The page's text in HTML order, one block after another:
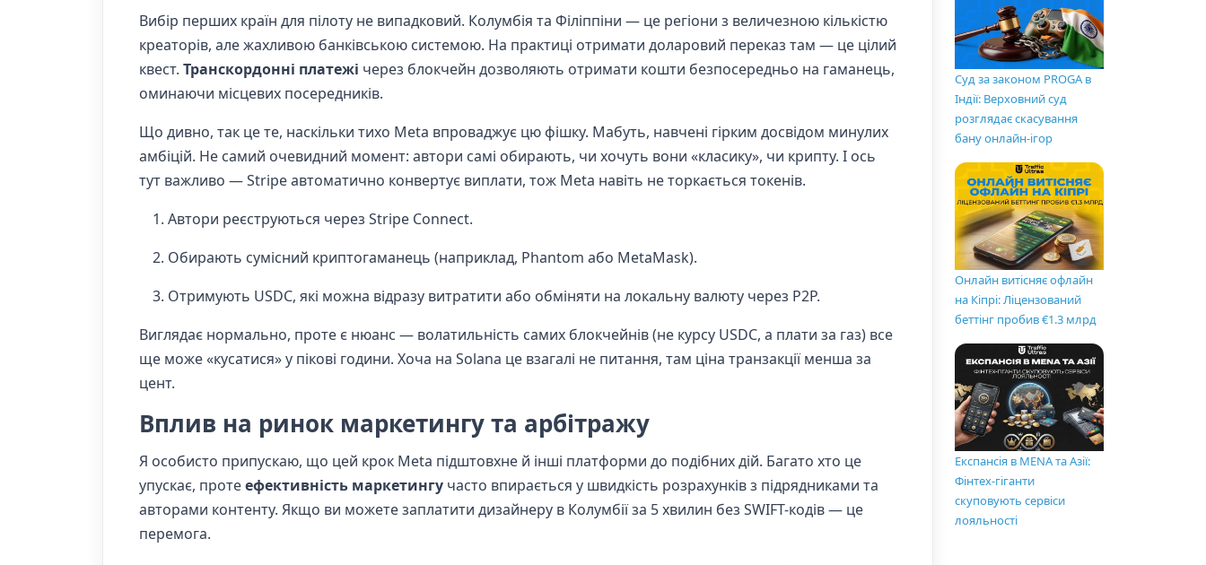
Вибір перших країн для пілоту не випадковий. Колумбія та Філіппіни — це регіони з величезною кількістю
креаторів, але жахливою банківською системою. На практиці отримати доларовий переказ там — це цілий
квест. Транскордонні платежі через блокчейн дозволяють отримати кошти безпосередньо на гаманець,
оминаючи місцевих посередників.
Що дивно, так це те, наскільки тихо Meta впроваджує цю фішку. Мабуть, навчені гірким досвідом минулих
амбіцій. Не самий очевидний момент: автори самі обирають, чи хочуть вони «класику», чи крипту. І ось
тут важливо — Stripe автоматично конвертує виплати, тож Meta навіть не торкається токенів.
Автори реєструються через Stripe Connect.
Обирають сумісний криптогаманець (наприклад, Phantom або MetaMask).
Отримують USDC, які можна відразу витратити або обміняти на локальну валюту через P2P.
Виглядає нормально, проте є нюанс — волатильність самих блокчейнів (не курсу USDC, а плати за газ) все
ще може «кусатися» у пікові години. Хоча на Solana це взагалі не питання, там ціна транзакції менша за
цент.
Вплив на ринок маркетингу та арбітражу
Я особисто припускаю, що цей крок Meta підштовхне й інші платформи до подібних дій. Багато хто це
упускає, протеефективність маркетингу часто впирається у швидкість розрахунків з підрядниками та
авторами контенту. Якщо ви можете заплатити дизайнеру в Колумбії за 5 хвилин без SWIFT-кодів — це
перемога.
Суд за законом PROGA в
Індії: Верховний суд
розглядає скасування
бану онлайн-ігор
Онлайн витісняє офлайн
на Кіпрі: Ліцензований
беттінг пробив €1.3 млрд
Експансія в MENA та Азії:
Фінтех-гіганти
скуповують сервіси
лояльності